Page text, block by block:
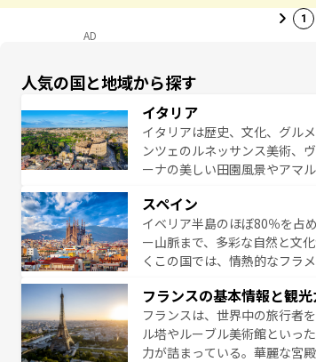
1
AD
人気の国と地域から探す
イタリア
イタリアは歴史、文化、グル
ンツェのルネッサンス美術、
ーナの美しい田園風景やアマ
夜眠るまで、すべての瞬間を
なお、新着のイタリア情報は
スペイン
イベリア半島のほぼ80％を占
ー山脈まで、多彩な自然と文
くこの国では、情熱的なフラ
ら、地方では古代ローマ遺跡
せる。地方によって風土や気候
新着のスペイン情報はコンテ
フランスの基本情報と観
フランスは、世界中の旅行者
ル塔やルーブル美術館といっ
力が詰まっている。華麗な宮